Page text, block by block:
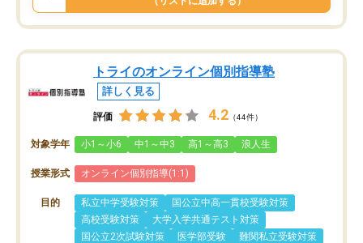
トライのオンライン個別指導塾
詳しく見る
評価 4.2 （44件）
対象学年 小1～小6 中1～中3 高1～高3 浪人生
授業形式 オンライン個別指導(1:1)
目的 私立中学受験対策
国公立中高一貫校受験対策
高校受験対策
大学入学共通テスト対策
国公立2次試験対策
医学部受験
難関私立受験対策